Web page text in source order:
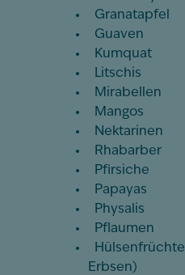
Granatapfel
Guaven
Kumquat
Litschis
Mirabellen
Mangos
Nektarinen
Rhabarber
Pfirsiche
Papayas
Physalis
Pflaumen
Hülsenfrüchte
Erbsen)